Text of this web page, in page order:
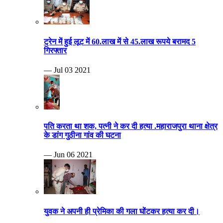
ट्रेन में हुई लूट में 60.लाख में से 45.लाख रूपये बरामद 5
गिरफ्तार
— Jul 03 2021
पति करता था शक, पत्नी ने कर दी हत्या .महाराजपुरा थाना क्षेत्र
के डांग गुठीना गांव की घटना
— Jun 06 2021
युवक ने अपनी ही प्रेमिका की गला घोंटकर हत्या कर दी।